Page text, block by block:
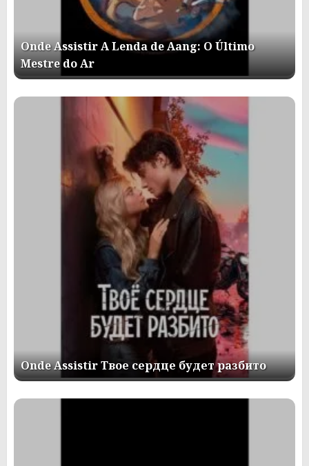
Onde Assistir A Lenda de Aang: O Último
Mestre do Ar
Onde Assistir Твое сердце будет разбито